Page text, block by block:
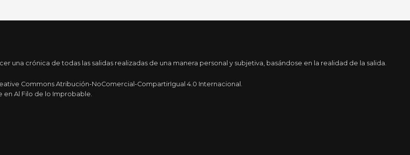
crónica de todas las salidas realizadas de una manera personal y subjetiva, basándose en la realidad de la salida.
Commons Atribución-NoComercial-CompartirIgual 4.0 Internacional.
Al Filo de lo Improbable.